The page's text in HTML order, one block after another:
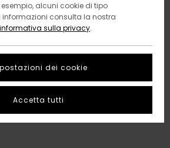
alcuni cookie di tipo
informazioni consulta la nostra
sulla privacy.
dei cookie
Accetta tutti